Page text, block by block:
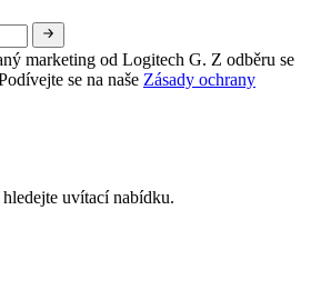
marketing od Logitech G. Z odběru se
se na naše Zásady ochrany
uvítací nabídku.